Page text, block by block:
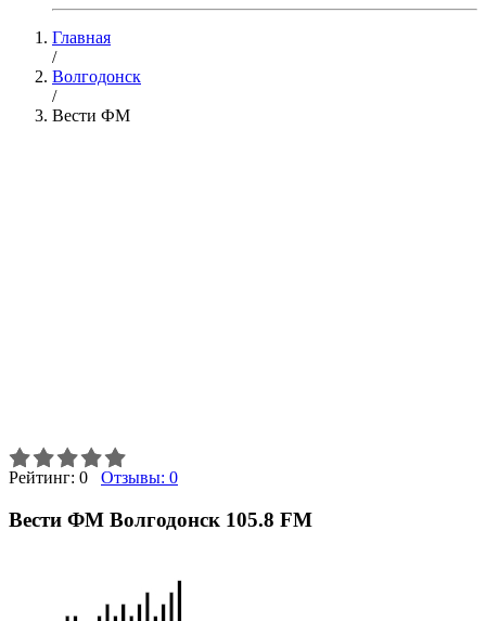
Главная
/
Волгодонск
/
Вести ФМ
Рейтинг: 0 Отзывы: 0
Вести ФМ Волгодонск 105.8 FM